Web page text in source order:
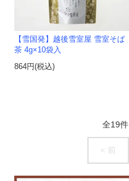
【雪国発】越後雪室屋 雪室そば
茶 4g×10袋入
864円(税込)
全19件
< 前